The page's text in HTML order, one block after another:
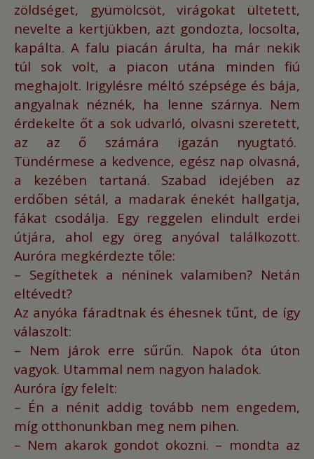
zöldséget, gyümölcsöt, virágokat ültetett,
nevelte a kertjükben, azt gondozta, locsolta,
kapálta. A falu piacán árulta, ha már nekik
túl sok volt, a piacon utána minden fiú
meghajolt. Irigylésre méltó szépsége és bája,
angyalnak néznék, ha lenne szárnya. Nem
érdekelte őt a sok udvarló, olvasni szeretett,
az az ő számára igazán nyugtató.
Tündérmese a kedvence, egész nap olvasná,
a kezében tartaná. Szabad idejében az
erdőben sétál, a madarak énekét hallgatja,
fákat csodálja. Egy reggelen elindult erdei
útjára, ahol egy öreg anyóval találkozott.
Auróra megkérdezte tőle:
– Segíthetek a néninek valamiben? Netán
eltévedt?
Az anyóka fáradtnak és éhesnek tűnt, de így
válaszolt:
– Nem járok erre sűrűn. Napok óta úton
vagyok. Utammal nem nagyon haladok.
Auróra így felelt:
– Én a nénit addig tovább nem engedem,
míg otthonunkban meg nem pihen.
– Nem akarok gondot okozni. – mondta az